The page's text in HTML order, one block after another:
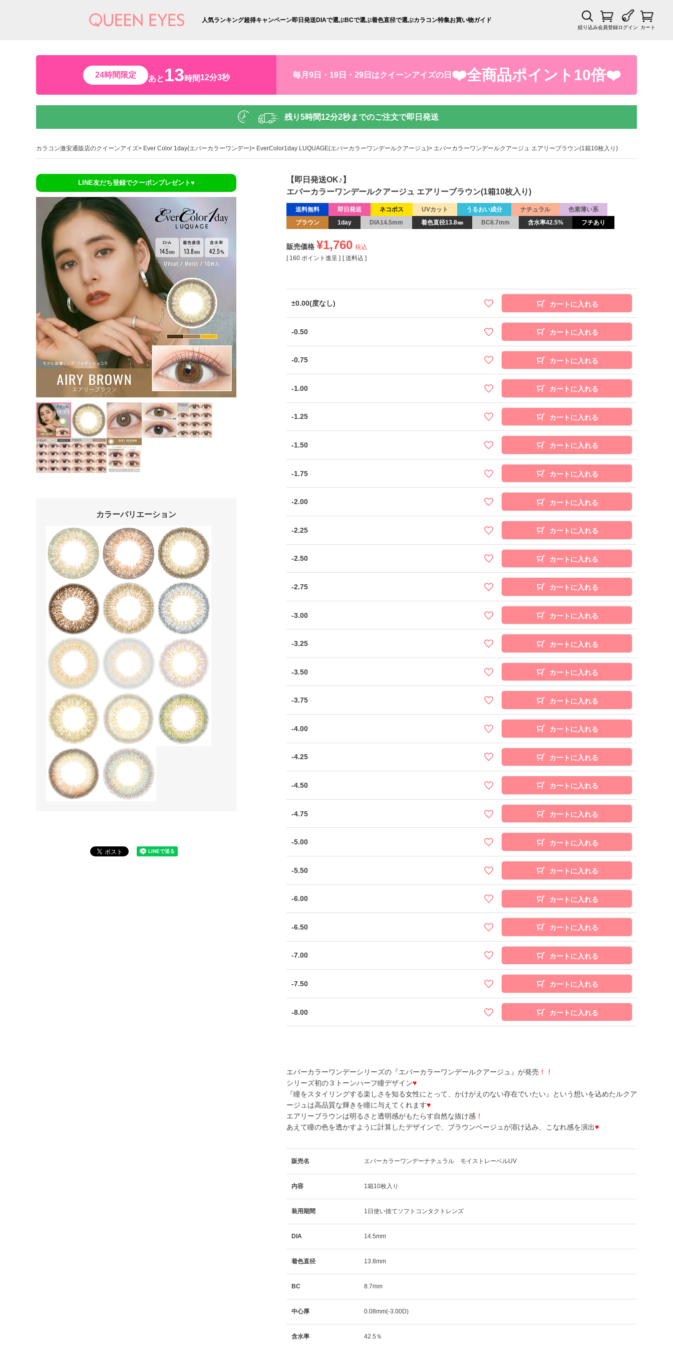
人気ランキング超得キャンペーン即日発送DIAで選ぶBCで選ぶ着色直径で選ぶカラコン特集お買い物ガイド
絞り込み会員登録ログイン カート
24時間限定 あと 13時間12分2秒 毎月9日・19日・29日はクイーンアイズの日 ❤️全商品ポイント10倍❤️
残り5時間12分1秒までのご注文で即日発送
カラコン激安通販店のクイーンアイズ Ever Color 1day(エバーカラーワンデー) EverColor1day LUQUAGE(エバーカラーワンデールクアージュ) エバーカラーワンデールクアージュ エアリーブラウン(1箱10枚入り)
LINE友だち登録でクーポンプレゼント♥
カラーバリエーション
【即日発送OK♪】
エバーカラーワンデールクアージュ エアリーブラウン(1箱10枚入り)
送料無料 即日発送 ネコポス UVカット うるおい成分 ナチュラル
色素薄い系
ブラウン
1day DIA14.5mm 着色直径13.8㎜ BC8.7mm 含水率42.5% フチあり
販売価格 ¥1,760 税込
[ 160 ポイント進呈 ] 送料込
±0.00(度なし) カートに入れる
-0.50 カートに入れる
-0.75 カートに入れる
-1.00 カートに入れる
-1.25 カートに入れる
-1.50 カートに入れる
-1.75 カートに入れる
-2.00 カートに入れる
-2.25 カートに入れる
-2.50 カートに入れる
-2.75 カートに入れる
-3.00 カートに入れる
-3.25 カートに入れる
-3.50 カートに入れる
-3.75 カートに入れる
-4.00 カートに入れる
-4.25 カートに入れる
-4.50 カートに入れる
-4.75 カートに入れる
-5.00 カートに入れる
-5.50 カートに入れる
-6.00 カートに入れる
-6.50 カートに入れる
-7.00 カートに入れる
-7.50 カートに入れる
-8.00 カートに入れる
エバーカラーワンデーシリーズの『エバーカラーワンデールクアージュ』が発売 ！！
シリーズ初の３トーンハーフ瞳デザイン♥
『瞳をスタイリングする楽しさを知る女性にとって、かけがえのない存在でいたい』という想いを込めたルクア
ージュは高品質な輝きを瞳に与えてくれます♥
エアリーブラウンは明るさと透明感がもたらす自然な抜け感！
あえて瞳の色を透かすように計算したデザインで、ブラウンベージュが溶け込み、こなれ感を演出♥
販売名 エバーカラーワンデーナチュラル モイストレーベルUV
内容 1箱10枚入り
装用期間 1日使い捨てソフトコンタクトレンズ
DIA 14.5mm
着色直径 13.8mm
BC 8.7mm
中心厚 0.08mm(-3.00D)
含水率 42.5％